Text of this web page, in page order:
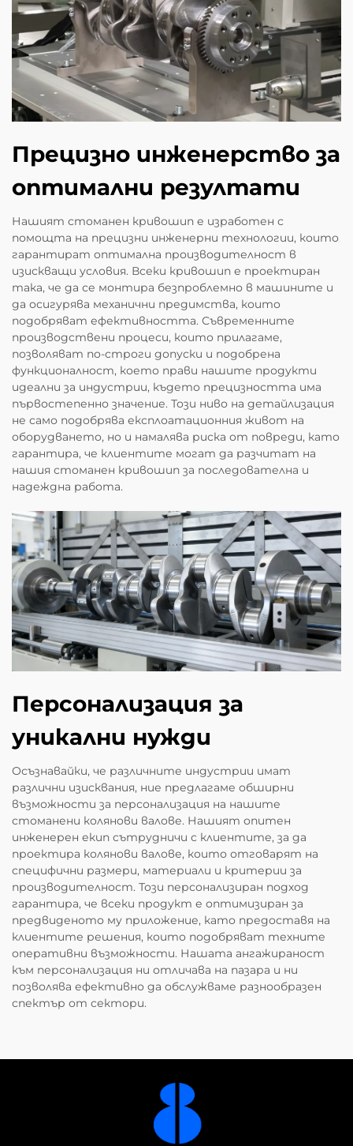
Прецизно инженерство за
оптимални резултати
Нашият стоманен кривошип е изработен с
помощта на прецизни инженерни технологии, които
гарантират оптимална производителност в
изискващи условия. Всеки кривошип е проектиран
така, че да се монтира безпроблемно в машините и
да осигурява механични предимства, които
подобряват ефективността. Съвременните
производствени процеси, които прилагаме,
позволяват по-строги допуски и подобрена
функционалност, което прави нашите продукти
идеални за индустрии, където прецизността има
първостепенно значение. Този ниво на детайлизация
не само подобрява експлоатационния живот на
оборудването, но и намалява риска от повреди, като
гарантира, че клиентите могат да разчитат на
нашия стоманен кривошип за последователна и
надеждна работа.
Персонализация за
уникални нужди
Осъзнавайки, че различните индустрии имат
различни изисквания, ние предлагаме обширни
възможности за персонализация на нашите
стоманени колянови валове. Нашият опитен
инженерен екип сътрудничи с клиентите, за да
проектира колянови валове, които отговарят на
специфични размери, материали и критерии за
производителност. Този персонализиран подход
гарантира, че всеки продукт е оптимизиран за
предвиденото му приложение, като предоставя на
клиентите решения, които подобряват техните
оперативни възможности. Нашата ангажираност
към персонализация ни отличава на пазара и ни
позволява ефективно да обслужваме разнообразен
спектър от сектори.